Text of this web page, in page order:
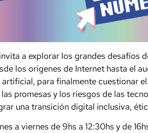
a explorar los grandes desafíos
los orígenes de Internet hasta el
para finalmente cuestionar
promesas y los riesgos de las
una transición digital inclusiva,
a viernes de 9hs a 12:30hs y de